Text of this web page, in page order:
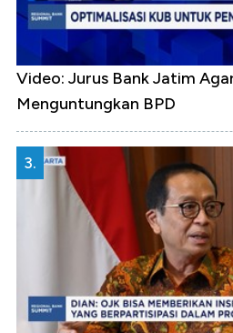
Video: Jurus Bank Jatim
Menguntungkan BPD
3.